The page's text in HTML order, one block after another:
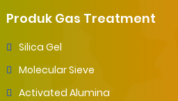
Produk Gas Treatment
Silica Gel
Molecular Sieve
Activated Alumina